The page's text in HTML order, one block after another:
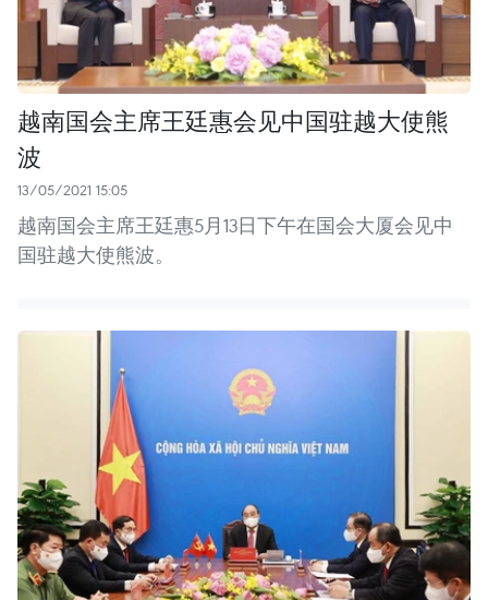
越南国会主席王廷惠会见中国驻越大使熊
波
13/05/2021 15:05
越南国会主席王廷惠5月13日下午在国会大厦会见中
国驻越大使熊波。